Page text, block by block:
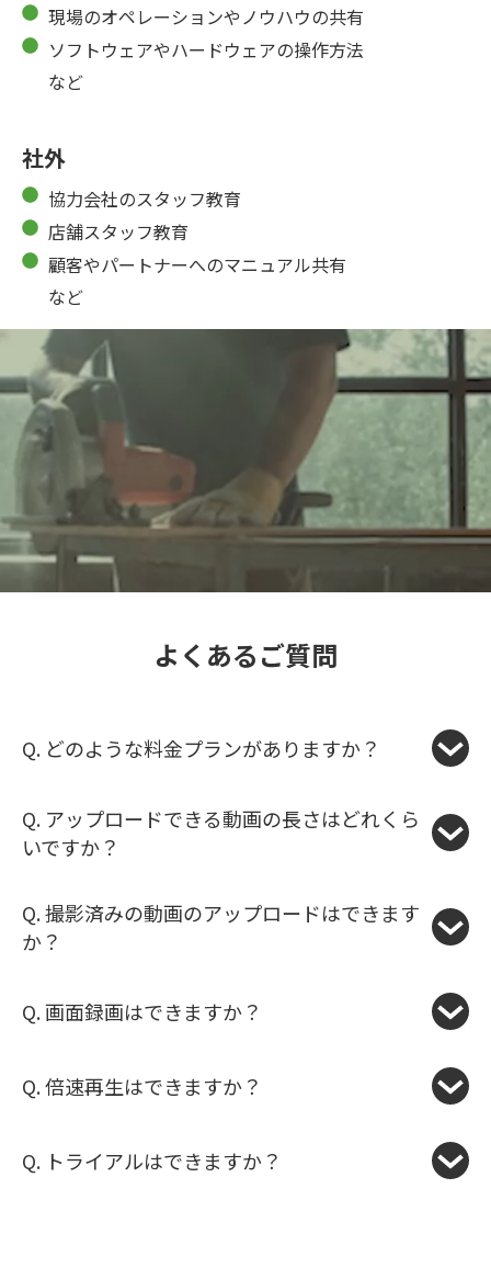
現場のオペレーションやノウハウの共有
ソフトウェアやハードウェアの操作方法
など
社外
協力会社のスタッフ教育
店舗スタッフ教育
顧客やパートナーへのマニュアル共有
など
よくあるご質問
Q. どのような料金プランがありますか？
Q. アップロードできる動画の長さはどれくら
いですか？
Q. 撮影済みの動画のアップロードはできます
か？
Q. 画面録画はできますか？
Q. 倍速再生はできますか？
Q. トライアルはできますか？